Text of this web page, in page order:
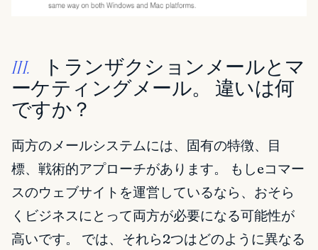
III.
トランザクションメールとマ
ーケティングメール。 違いは何
ですか？
両方のメールシステムには、固有の特徴、目
標、戦術的アプローチがあります。 もしeコマー
スのウェブサイトを運営しているなら、おそら
くビジネスにとって両方が必要になる可能性が
高いです。 では、それら2つはどのように異なる